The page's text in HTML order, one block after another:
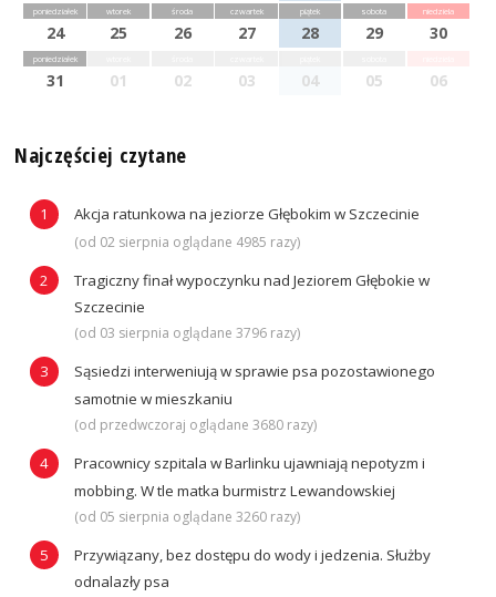
poniedziałek
24
wtorek
25
środa
26
czwartek
27
piątek
28
sobota
29
niedziela
30
poniedziałek
31 01 02 03 04 05 06
Najczęściej czytane
Akcja ratunkowa na jeziorze Głębokim w Szczecinie
(od 02 sierpnia oglądane 4985 razy)
Tragiczny finał wypoczynku nad Jeziorem Głębokie w
Szczecinie
(od 03 sierpnia oglądane 3796 razy)
Sąsiedzi interweniują w sprawie psa pozostawionego
samotnie w mieszkaniu
(od przedwczoraj oglądane 3680 razy)
Pracownicy szpitala w Barlinku ujawniają nepotyzm i
mobbing. W tle matka burmistrz Lewandowskiej
(od 05 sierpnia oglądane 3260 razy)
Przywiązany, bez dostępu do wody i jedzenia. Służby
odnalazły psa